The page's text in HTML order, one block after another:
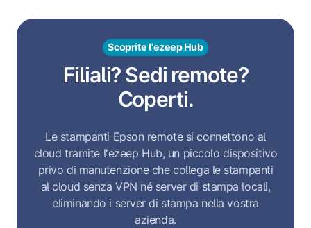
Scoprite l'ezeep Hub
Filiali? Sedi remote?
Coperti.
Le stampanti Epson remote si connettono al
cloud tramite l'ezeep Hub, un piccolo dispositivo
privo di manutenzione che collega le stampanti
al cloud senza VPN né server di stampa locali,
eliminando i server di stampa nella vostra
azienda.